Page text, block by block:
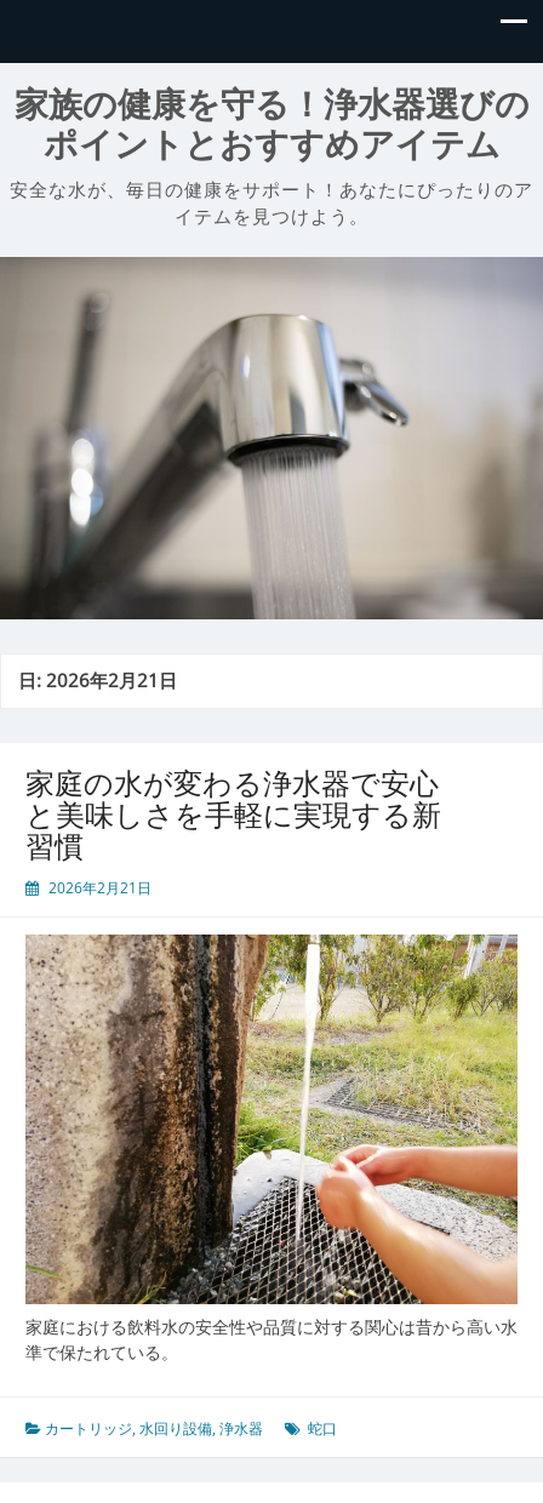
家族の健康を守る！浄水器選びの
ポイントとおすすめアイテム
安全な水が、毎日の健康をサポート！あなたにぴったりのア
イテムを見つけよう。
日:2026年2月21日
家庭の水が変わる浄水器で安心
と美味しさを手軽に実現する新
習慣
2026年2月21日
家庭における飲料水の安全性や品質に対する関心は昔から高い水
準で保たれている。
カートリッジ,水回り設備,浄水器 蛇口